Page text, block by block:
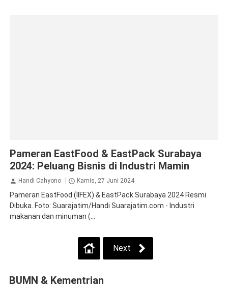
Pameran EastFood & EastPack Surabaya
2024: Peluang Bisnis di Industri Mamin
Handi Cahyono Kamis, 27 Juni 2024
Pameran EastFood (IIFEX) & EastPack Surabaya 2024 Resmi
Dibuka. Foto: Suarajatim/Handi Suarajatim.com - Industri
makanan dan minuman (...
Next
BUMN & Kementrian